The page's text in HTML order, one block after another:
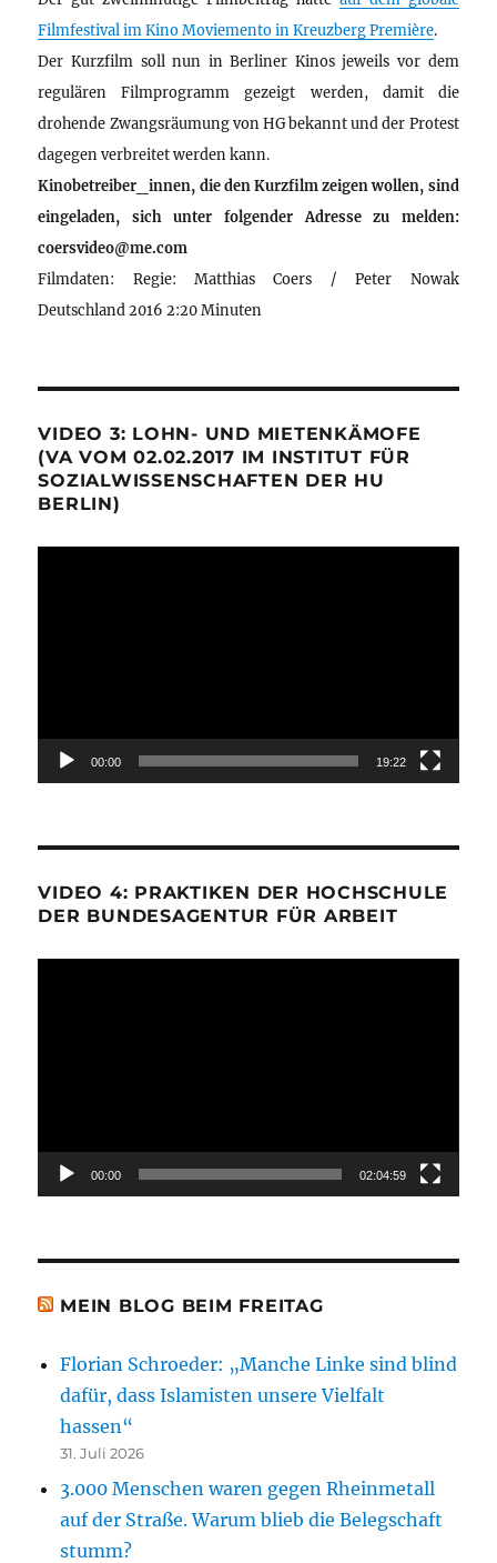
Filmfestival im Kino Moviemento in Kreuzberg Première.
Der Kurzfilm soll nun in Berliner Kinos jeweils vor dem
regulären Filmprogramm gezeigt werden, damit die
drohende Zwangsräumung von HG bekannt und der Protest
dagegen verbreitet werden kann.
Kinobetreiber_innen, die den Kurzfilm zeigen wollen, sind
eingeladen, sich unter folgender Adresse zu melden:
coersvideo@me.com
Filmdaten: Regie: Matthias Coers / Peter Nowak
Deutschland 2016 2:20 Minuten
VIDEO 3: LOHN- UND MIETENKÄMOFE
(VA VOM 02.02.2017 IM INSTITUT FÜR
SOZIALWISSENSCHAFTEN DER HU
BERLIN)
00:00 19:22
VIDEO 4: PRAKTIKEN DER HOCHSCHULE
DER BUNDESAGENTUR FÜR ARBEIT
00:00 02:04:59
MEIN BLOG BEIM FREITAG
Florian Schroeder: „Manche Linke sind blind
dafür, dass Islamisten unsere Vielfalt
hassen“
31. Juli 2026
3.000 Menschen waren gegen Rheinmetall
auf der Straße. Warum blieb die Belegschaft
stumm?